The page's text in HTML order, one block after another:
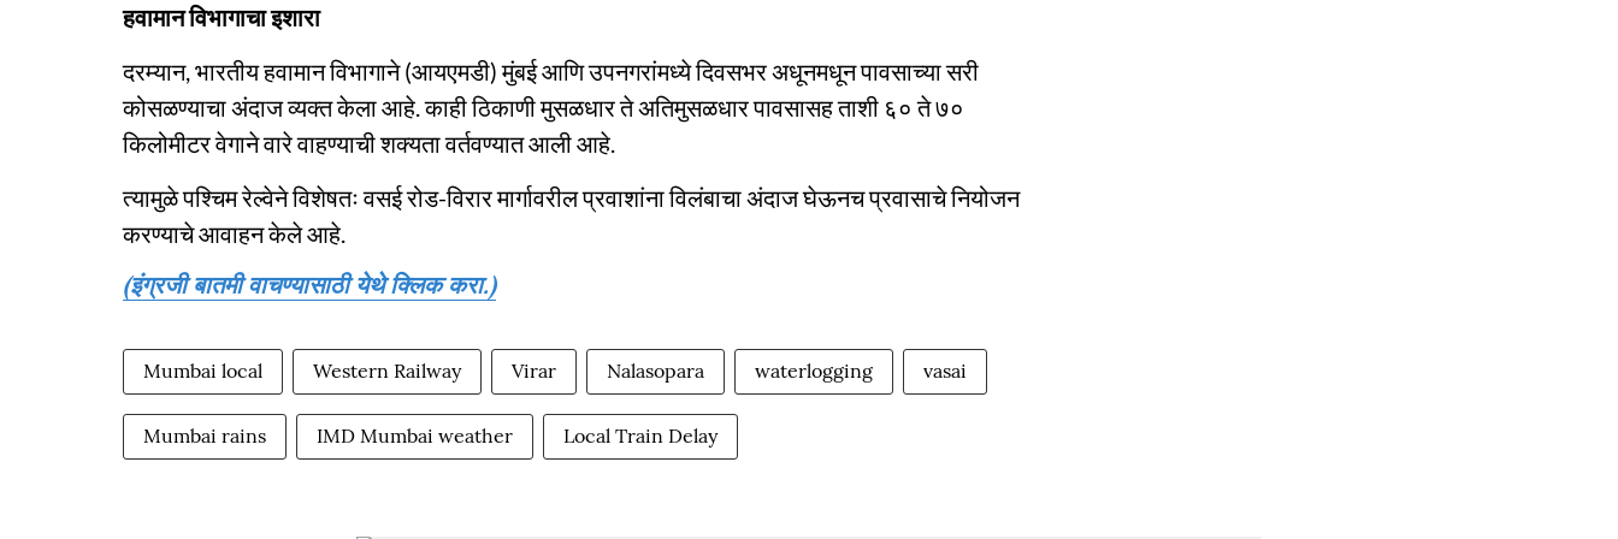
हवामान विभागाचा इशारा
दरम्यान, भारतीय हवामान विभागाने (आयएमडी) मुंबई आणि उपनगरांमध्ये दिवसभर अधूनमधून पावसाच्या सरी
कोसळण्याचा अंदाज व्यक्त केला आहे. काही ठिकाणी मुसळधार ते अतिमुसळधार पावसासह ताशी ६० ते ७०
किलोमीटर वेगाने वारे वाहण्याची शक्यता वर्तवण्यात आली आहे.
त्यामुळे पश्चिम रेल्वेने विशेषतः वसई रोड-विरार मार्गावरील प्रवाशांना विलंबाचा अंदाज घेऊनच प्रवासाचे नियोजन
करण्याचे आवाहन केले आहे.
(इंग्रजी बातमी वाचण्यासाठी येथे क्लिक करा.)
Mumbai local Western Railway Virar Nalasopara waterlogging vasai
Mumbai rains IMD Mumbai weather Local Train Delay